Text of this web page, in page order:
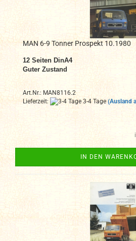
MAN 6-9 Tonner Prospekt 10.1980
12 Seiten DinA4
Guter Zustand
Art.Nr.: MAN8116.2
Lieferzeit:
3-4 Tage (Ausland
IN DEN